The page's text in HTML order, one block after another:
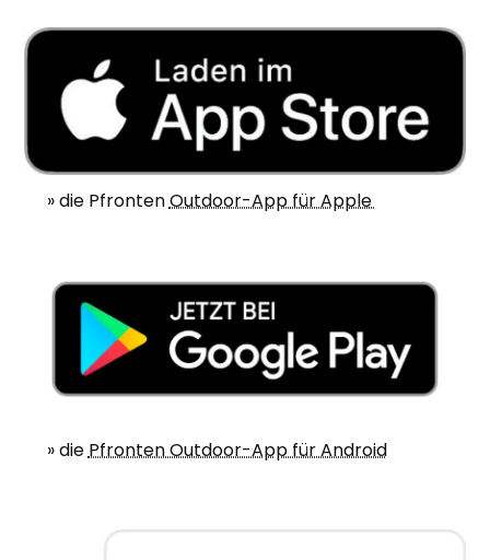
» die PfrontenOutdoor-App für Apple
» diePfronten Outdoor-App für Android